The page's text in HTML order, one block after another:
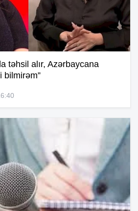
təhsil alır, Azərbaycana
bilmirəm”